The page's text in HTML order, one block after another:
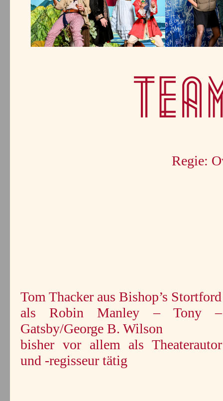
Regie:
Tom Thacker aus Bishop’s Stortford
als Robin Manley – Tony –
Gatsby/George B. Wilson
bisher vor allem als Theaterautor
und -regisseur tätig